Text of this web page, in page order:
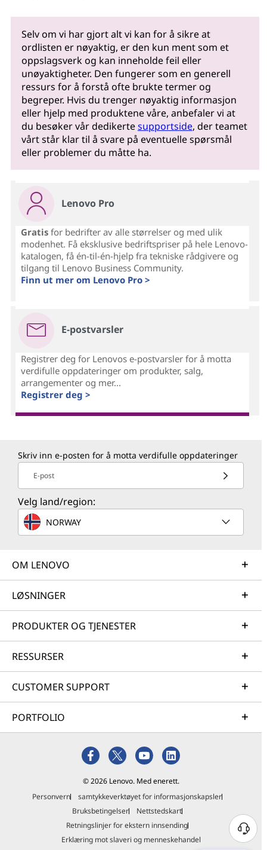
Selv om vi har gjort alt vi kan for å sikre at
ordlisten er nøyaktig, er den kun ment som et
oppslagsverk og kan inneholde feil eller
unøyaktigheter. Den fungerer som en generell
ressurs for å forstå ofte brukte termer og
begreper. Hvis du trenger nøyaktig informasjon
eller hjelp med produktene våre, anbefaler vi at
du besøker vår dedikertesupportside, der teamet
vårt står klar til å svare på eventuelle spørsmål
eller problemer du måtte ha.
Lenovo Pro
Gratisfor bedrifter av alle størrelser og med ulik
modenhet. Få eksklusive bedriftspriser på hele Lenovo-
katalogen, få én-til-én-hjelp fra tekniske rådgivere og
tilgang til Lenovo Business Community.
Finn ut mer om Lenovo Pro >
E-postvarsler
Registrer deg for Lenovos e-postvarsler for å motta
verdifulle oppdateringer om produkter, salg,
arrangementer og mer...
Registrer deg >
Skriv inn e-posten for å motta verdifulle oppdateringer
E-post
Velg land/region:
NORWAY
OM LENOVO
LØSNINGER
PRODUKTER OG TJENESTER
RESSURSER
CUSTOMER SUPPORT
PORTFOLIO
© 2026 Lenovo. Med enerett.
Personvern
samtykkeverktøyet for informasjonskapsler
Bruksbetingelser
Nettstedskart
Retningslinjer for ekstern innsending
Erklæring mot slaveri og menneskehandel